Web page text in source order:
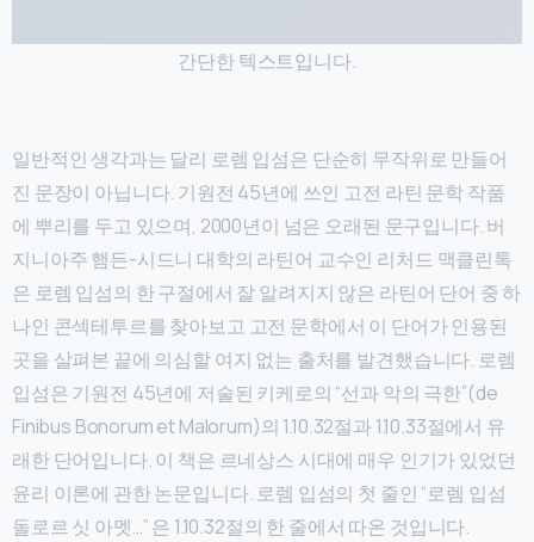
간단한 텍스트입니다.
일반적인 생각과는 달리 로렘 입섬은 단순히 무작위로 만들어
진 문장이 아닙니다. 기원전 45년에 쓰인 고전 라틴 문학 작품
에 뿌리를 두고 있으며, 2000년이 넘은 오래된 문구입니다. 버
지니아주 햄든-시드니 대학의 라틴어 교수인 리처드 맥클린톡
은 로렘 입섬의 한 구절에서 잘 알려지지 않은 라틴어 단어 중 하
나인 콘섹테투르를 찾아보고 고전 문학에서 이 단어가 인용된
곳을 살펴본 끝에 의심할 여지 없는 출처를 발견했습니다. 로렘
입섬은 기원전 45년에 저술된 키케로의 “선과 악의 극한”(de
Finibus Bonorum et Malorum)의 1.10.32절과 1.10.33절에서 유
래한 단어입니다. 이 책은 르네상스 시대에 매우 인기가 있었던
윤리 이론에 관한 논문입니다. 로렘 입섬의 첫 줄인 “로렘 입섬
돌로르 싯 아멧…” 은 1.10.32절의 한 줄에서 따온 것입니다.